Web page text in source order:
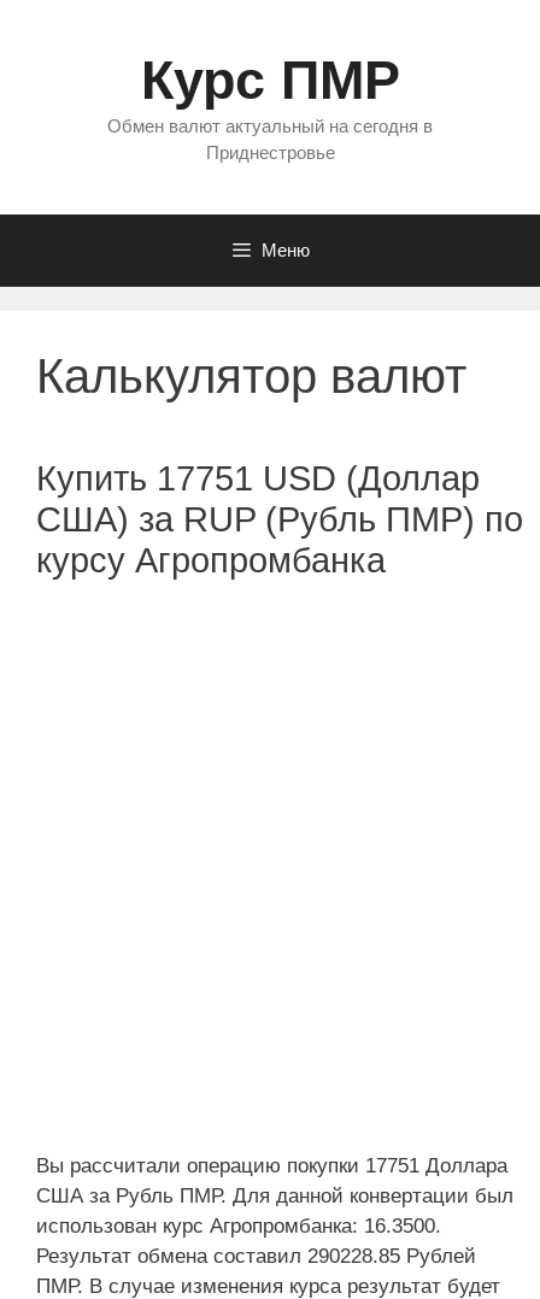
Курс ПМР
Обмен валют актуальный на сегодня в
Приднестровье
Меню
Калькулятор валют
Купить 17751 USD (Доллар
США) за RUP (Рубль ПМР) по
курсу Агропромбанка
Вы рассчитали операцию покупки 17751 Доллара
США за Рубль ПМР. Для данной конвертации был
использован курс Агропромбанка: 16.3500.
Результат обмена составил 290228.85 Рублей
ПМР. В случае изменения курса результат будет